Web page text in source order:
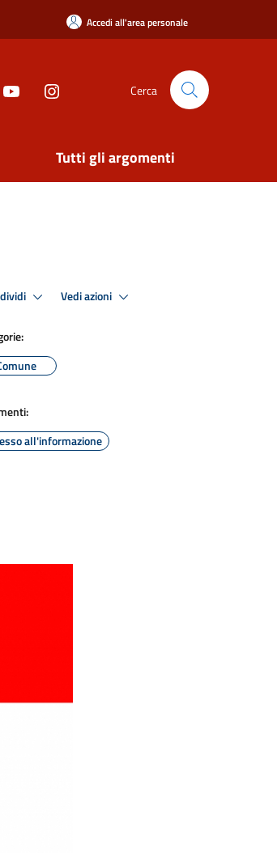
Accedi all'area personale
Cerca
Tutti gli argomenti
Vedi azioni
all'informazione